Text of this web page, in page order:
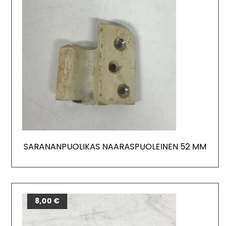
SARANANPUOLIKAS NAARASPUOLEINEN 52 MM
8,00 €